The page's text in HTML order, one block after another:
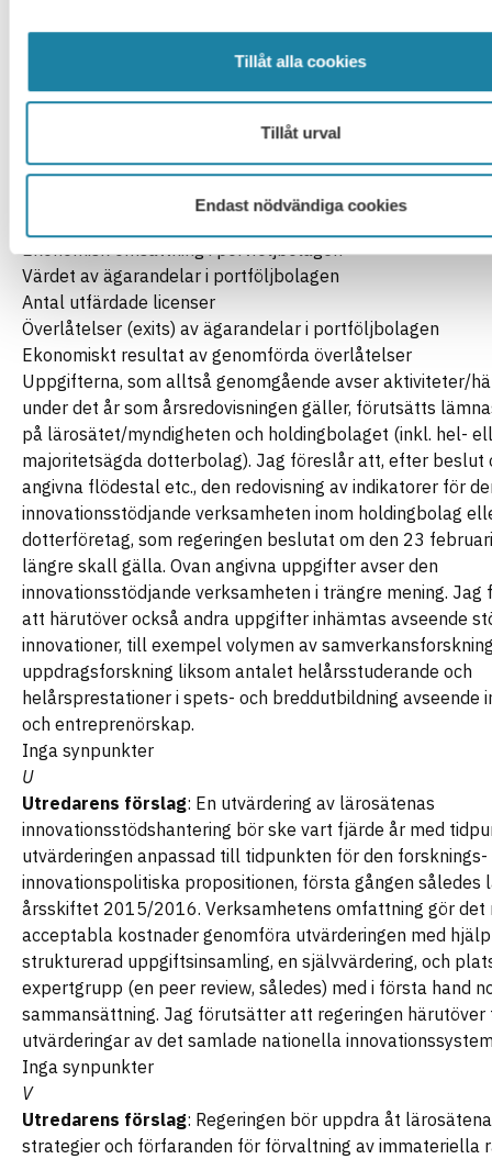
Tillåt alla cookies
Tillåt urval
Endast nödvändiga cookies
skall rapporteras bör anges i regleringsbrev. Jag föreslår
Antalet idéer som influtit för prövning/rådgivning från
Antal idéer som lagts till grund för särskild verifiering
Antal idéer som beretts plats i inkubator
Egen investering i nya eller befintliga portföljbolag
Ekonomisk omsättning i portföljbolagen
Värdet av ägarandelar i portföljbolagen
Antal utfärdade licenser
Överlåtelser (exits) av ägarandelar i portföljbolagen
Ekonomiskt resultat av genomförda överlåtelser
Uppgifterna, som alltså genomgående avser aktiviteter/
under det år som årsredovisningen gäller, förutsätts
på lärosätet/myndigheten och holdingbolaget (inkl. hel-
majoritetsägda dotterbolag). Jag föreslår att, efter beslut
angivna flödestal etc., den redovisning av indikatorer för
innovationsstödjande verksamheten inom holdingbolag
dotterföretag, som regeringen beslutat om den 23
längre skall gälla. Ovan angivna uppgifter avser den
innovationsstödjande verksamheten i trängre mening.
att härutöver också andra uppgifter inhämtas avseende
innovationer, till exempel volymen av
uppdragsforskning liksom antalet helårsstuderande och
helårsprestationer i spets- och breddutbildning avseende
och entreprenörskap.
Inga synpunkter
U
Utredarens förslag: En utvärdering av lärosätenas
innovationsstödshantering bör ske vart fjärde år med
utvärderingen anpassad till tidpunkten för den forsknings-
innovationspolitiska propositionen, första gången således
årsskiftet 2015/2016. Verksamhetens omfattning gör
acceptabla kostnader genomföra utvärderingen med
strukturerad uppgiftsinsamling, en självvärdering, och
expertgrupp (en peer review, således) med i första hand
sammansättning. Jag förutsätter att regeringen
utvärderingar av det samlade nationella
Inga synpunkter
V
Utredarens förslag: Regeringen bör uppdra åt
strategier och förfaranden för förvaltning av immateriella